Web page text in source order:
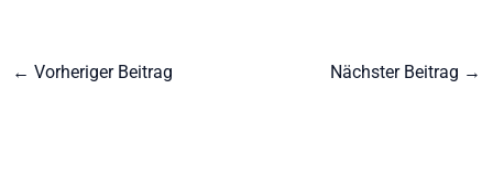
← Vorheriger Beitrag Nächster Beitrag →